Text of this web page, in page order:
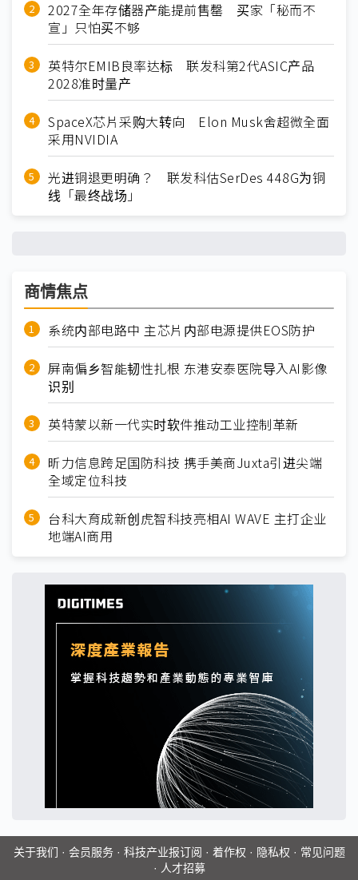
2027全年存储器产能提前售罄 买家「秘而不
宣」只怕买不够
英特尔EMIB良率达标 联发科第2代ASIC产品
2028准时量产
SpaceX芯片采购大转向 Elon Musk舍超微全面
采用NVIDIA
光进铜退更明确？ 联发科估SerDes 448G为铜
线「最终战场」
商情焦点
系统内部电路中 主芯片内部电源提供EOS防护
屏南偏乡智能韧性扎根 东港安泰医院导入AI影像
识别
英特蒙以新一代实时软件推动工业控制革新
昕力信息跨足国防科技 携手美商Juxta引进尖端
全域定位科技
台科大育成新创虎智科技亮相AI WAVE 主打企业
地端AI商用
关于我们 · 会员服务· 科技产业报订阅 · 着作权 · 隐私权 · 常见问题
· 人才招募